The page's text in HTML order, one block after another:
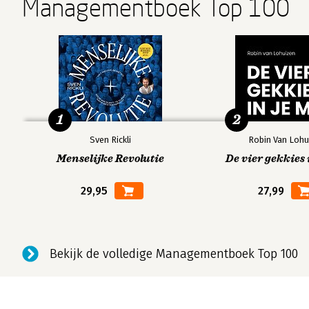
Managementboek Top 100
Sven Rickli
Menselijke Revolutie
29,95
1
Robin Van
De vier gekkies
27,99
2
Bekijk de volledige Managementboek Top 100